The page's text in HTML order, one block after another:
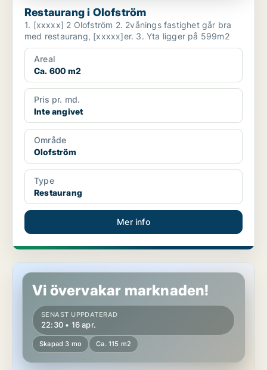
Restaurang i Olofström
1. [xxxxx] 2 Olofström 2. 2vånings fastighet går bra
med restaurang, [xxxxx]er. 3. Yta ligger på 599m2
Areal
Ca. 600 m2
Pris pr. md.
Inte angivet
Område
Olofström
Type
Restaurang
Mer info
Butikslokal i Olofström
Vi övervakar marknaden!
SENAST UPPDATERAD
22:30 • 16 apr.
Skapad 3 mo Ca. 115 m2